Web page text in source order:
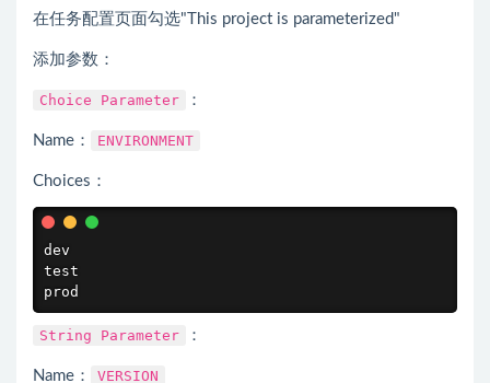
在任务配置页面勾选"This project is parameterized"
添加参数：
Choice Parameter ：
Name： ENVIRONMENT
Choices：
dev
test
prod
String Parameter ：
Name： VERSION